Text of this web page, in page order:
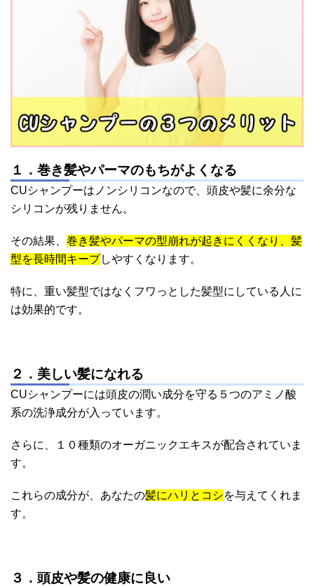
１．巻き髪やパーマのもちがよくなる
CUシャンプーはノンシリコンなので、頭皮や髪に余分な
シリコンが残りません。
その結果、 巻き髪やパーマの型崩れが起きにくくなり、髪
型を長時間キープしやすくなります。
特に、重い髪型ではなくフワっとした髪型にしている人に
は効果的です。
２．美しい髪になれる
CUシャンプーには頭皮の潤い成分を守る５つのアミノ酸
系の洗浄成分が入っています。
さらに、１０種類のオーガニックエキスが配合されていま
す。
これらの成分が、あなたの髪にハリとコシを与えてくれま
す。
３．頭皮や髪の健康に良い